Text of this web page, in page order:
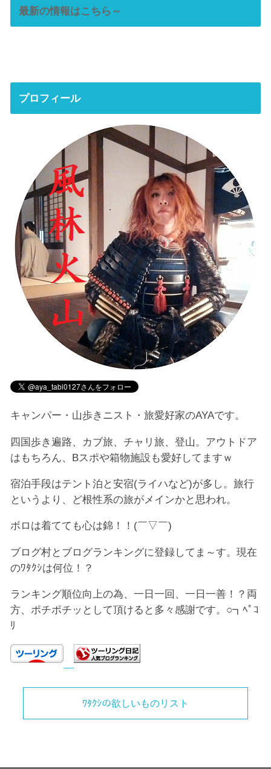
最新の情報はこちら～
プロフィール
キャンパー・山歩きニスト・旅愛好家のAYAです。
四国歩き遍路、カブ旅、チャリ旅、登山。アウトドア
はもちろん、Bスポや箱物施設も愛好してますｗ
宿泊手段はテント泊と安宿(ライハなど)が多し。旅行
というより、ど根性系の旅がメインかと思われ。
ボロは着てても心は錦！！(￣▽￣)
ブログ村とブログランキングに登録してま～す。現在
のﾜﾀｸｼは何位！？
ランキング順位向上の為、一日一回、一日一善！？両
方、ポチポチッとして頂けると多々感謝です。○┓ﾍﾟｺ
ﾘ
ﾜﾀｸｼの欲しいものリスト